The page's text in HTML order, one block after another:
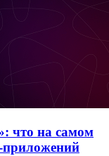
что на самом
приложений